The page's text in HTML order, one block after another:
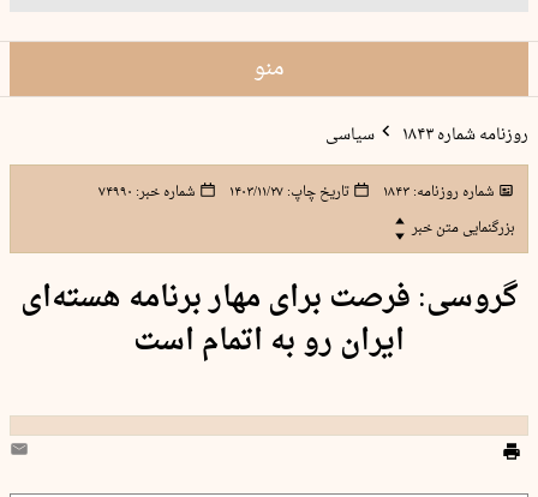
منو
روزنامه شماره ۱۸۴۳ سیاسی
شماره روزنامه:۱۸۴۳ تاریخ چاپ:۱۴۰۳/۱۱/۲۷ شماره خبر: ۷۴۹۹۰
بزرگنمایی متن خبر
گروسی: فرصت برای مهار برنامه هسته‌ای
ایران رو به اتمام است